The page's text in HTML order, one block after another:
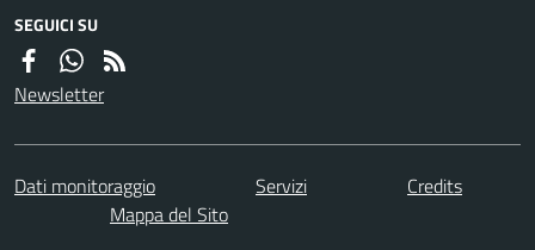
SEGUICI SU
Newsletter
Dati monitoraggio Servizi
Credits
Mappa del Sito